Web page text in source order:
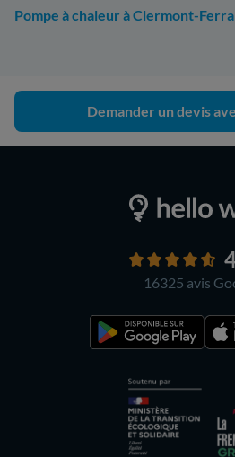
Pompe à chaleur à Clermont-
Demander un devis
16325 avis